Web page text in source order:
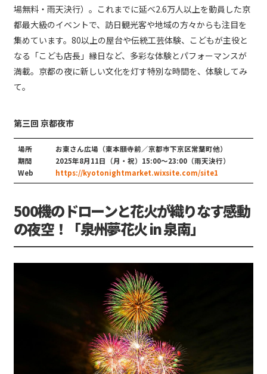
場無料・雨天決行）。これまでに延べ2.6万人以上を動員した京
都最大級のイベントで、訪日観光客や地域の方々からも注目を
集めています。80以上の屋台や伝統工芸体験、こどもが主役と
なる「こども店長」縁日など、多彩な体験とパフォーマンスが
満載。京都の夜に新しい文化を灯す特別な時間を、体験してみ
て。
第三回 京都夜市
場所
お東さん広場（東本願寺前／京都市下京区常葉町他）
期間
2025年8月11日（月・祝）15:00～23:00（雨天決行）
Web
https://kyotonightmarket.wixsite.com/site1
500機のドローンと花火が織りなす感動
の夜空！「泉州夢花火 in 泉南」